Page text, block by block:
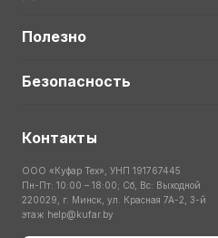
Полезно
Безопасность
Контакты
ООО «Куфар Тех», УНП 191767445
Пн-Пт: 10:00 – 18:00; Сб, Вс: Выходной
220029, г. Минск, ул. Красная 7А-2, 3-й
этаж help@kufar.by